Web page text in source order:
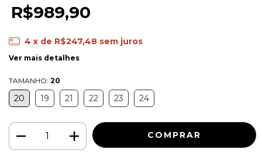
R$989,90
4 x de R$247,48 sem juros
Ver mais detalhes
TAMANHO: 20
20 19 21 22 23 24